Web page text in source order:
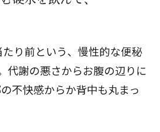
り前という、慢性的な便秘
代謝の悪さからお腹の辺りに
不快感からか背中も丸まっ